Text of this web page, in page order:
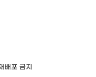
배포 금지